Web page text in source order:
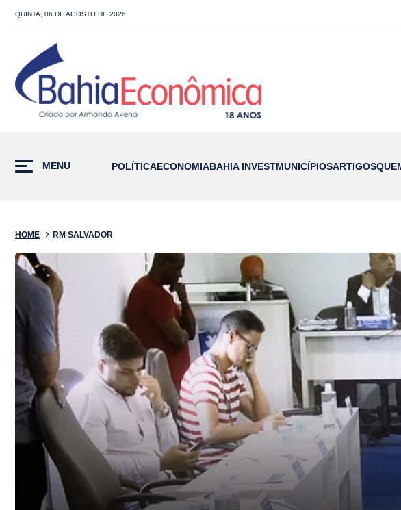
QUINTA, 06 DE AGOSTO DE 2026
MENU POLÍTICAECONOMIABAHIA INVESTMUNICÍPIOSARTIGOS
HOME RM SALVADOR